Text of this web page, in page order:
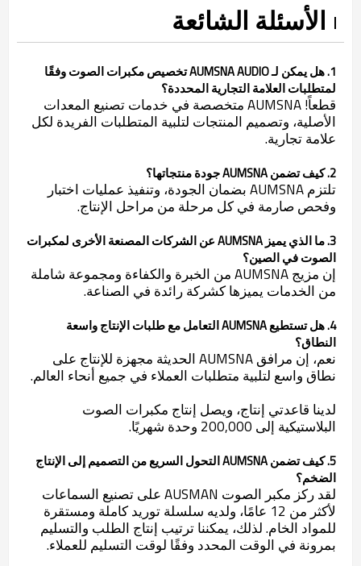
الأسئلة الشائعة
1. هل يمكن لـ AUMSNA AUDIO تخصيص مكبرات الصوت وفقًا
لمتطلبات العلامة التجارية المحددة؟
قطعاً! AUMSNA متخصصة في خدمات تصنيع المعدات
الأصلية، وتصميم المنتجات لتلبية المتطلبات الفريدة لكل
علامة تجارية.
2. كيف تضمن AUMSNA جودة منتجاتها؟
تلتزم AUMSNA بضمان الجودة، وتنفيذ عمليات اختبار
وفحص صارمة في كل مرحلة من مراحل الإنتاج.
3. ما الذي يميز AUMSNA عن الشركات المصنعة الأخرى لمكبرات
الصوت في الصين؟
إن مزيج AUMSNA من الخبرة والكفاءة ومجموعة شاملة
من الخدمات يميزها كشركة رائدة في الصناعة.
4. هل تستطيع AUMSNA التعامل مع طلبات الإنتاج واسعة
النطاق؟
نعم، إن مرافق AUMSNA الحديثة مجهزة للإنتاج على
نطاق واسع لتلبية متطلبات العملاء في جميع أنحاء العالم.
لدينا قاعدتي إنتاج، ويصل إنتاج مكبرات الصوت
البلاستيكية إلى 200,000 وحدة شهريًا.
5. كيف تضمن AUMSNA التحول السريع من التصميم إلى الإنتاج
الضخم؟
لقد ركز مكبر الصوت AUSMAN على تصنيع السماعات
لأكثر من 12 عامًا، ولديه سلسلة توريد كاملة ومستقرة
للمواد الخام. لذلك، يمكننا ترتيب إنتاج الطلب والتسليم
بمرونة في الوقت المحدد وفقًا لوقت التسليم للعملاء.